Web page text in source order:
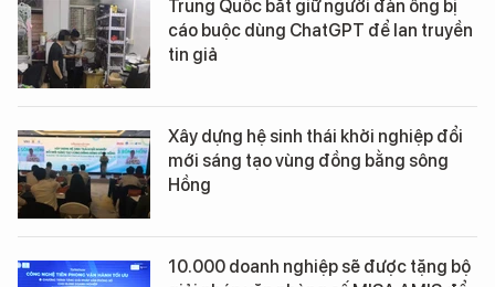
Trung Quốc bắt giữ người đàn ông bị
cáo buộc dùng ChatGPT để lan truyền
tin giả
Xây dựng hệ sinh thái khởi nghiệp đổi
mới sáng tạo vùng đồng bằng sông
Hồng
10.000 doanh nghiệp sẽ được tặng bộ